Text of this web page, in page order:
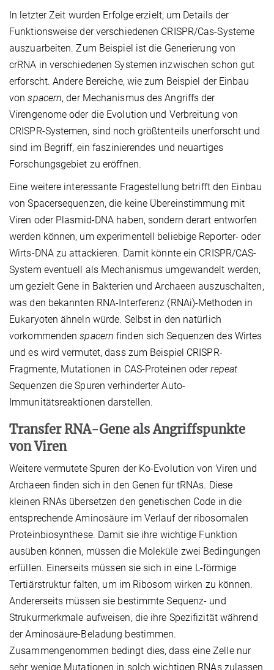
In letzter Zeit wurden Erfolge erzielt, um Details der
Funktionsweise der verschiedenen CRISPR/Cas-Systeme
auszuarbeiten. Zum Beispiel ist die Generierung von
crRNA in verschiedenen Systemen inzwischen schon gut
erforscht. Andere Bereiche, wie zum Beispiel der Einbau
vonspacern, der Mechanismus des Angriffs der
Virengenome oder die Evolution und Verbreitung von
CRISPR-Systemen, sind noch größtenteils unerforscht und
sind im Begriff, ein faszinierendes und neuartiges
Forschungsgebiet zu eröffnen.
Eine weitere interessante Fragestellung betrifft den Einbau
von Spacersequenzen, die keine Übereinstimmung mit
Viren oder Plasmid-DNA haben, sondern derart entworfen
werden können, um experimentell beliebige Reporter- oder
Wirts-DNA zu attackieren. Damit könnte ein CRISPR/CAS-
System eventuell als Mechanismus umgewandelt werden,
um gezielt Gene in Bakterien und Archaeen auszuschalten,
was den bekannten RNA-Interferenz (RNAi)-Methoden in
Eukaryoten ähneln würde. Selbst in den natürlich
vorkommendenspacern finden sich Sequenzen des Wirtes
und es wird vermutet, dass zum Beispiel CRISPR-
Fragmente, Mutationen in CAS-Proteinen oderrepeat
Sequenzen die Spuren verhinderter Auto-
Immunitätsreaktionen darstellen.
Transfer RNA-Gene als Angriffspunkte
von Viren
Weitere vermutete Spuren der Ko-Evolution von Viren und
Archaeen finden sich in den Genen für tRNAs. Diese
kleinen RNAs übersetzen den genetischen Code in die
entsprechende Aminosäure im Verlauf der ribosomalen
Proteinbiosynthese. Damit sie ihre wichtige Funktion
ausüben können, müssen die Moleküle zwei Bedingungen
erfüllen. Einerseits müssen sie sich in eine L-förmige
Tertiärstruktur falten, um im Ribosom wirken zu können.
Andererseits müssen sie bestimmte Sequenz- und
Strukurmerkmale aufweisen, die ihre Spezifizität während
der Aminosäure-Beladung bestimmen.
Zusammengenommen bedingt dies, dass eine Zelle nur
sehr wenige Mutationen in solch wichtigen RNAs zulassen